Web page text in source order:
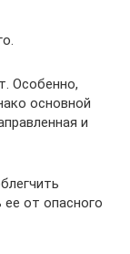
Особенно,
основной
и
от опасного